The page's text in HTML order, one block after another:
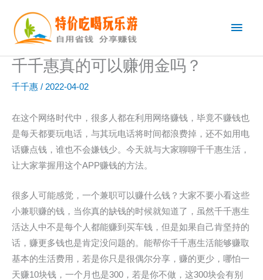
容
主
菜
千千惠真的可以赚佣金吗？
千千惠 / 2022-04-02
在这个网络时代中，很多人都在利用网络赚钱，毕竟不赚钱也
是每天都要玩电话，与其玩电话将时间都浪费掉，还不如用电
话赚点钱，谁也不会嫌钱少。今天就与大家聊聊千千惠生活，
让大家掌握用这个APP赚钱的方法。
很多人可能感觉，一个兼职可以赚什么钱？大家不要小看这些
小兼职赚的钱，当你真的缺钱的时候就知道了，虽然千千惠生
活达人中不是每个人都能赚到买车钱，但是如果自己肯坚持的
话，赚更多钱也是肯定没问题的。能帮你千千惠生活能够赚取
基本的生活费用，若是你只是很偶尔分享，赚的更少，哪怕一
天赚10块钱，一个月也是300，若是你不做，这300块会有别